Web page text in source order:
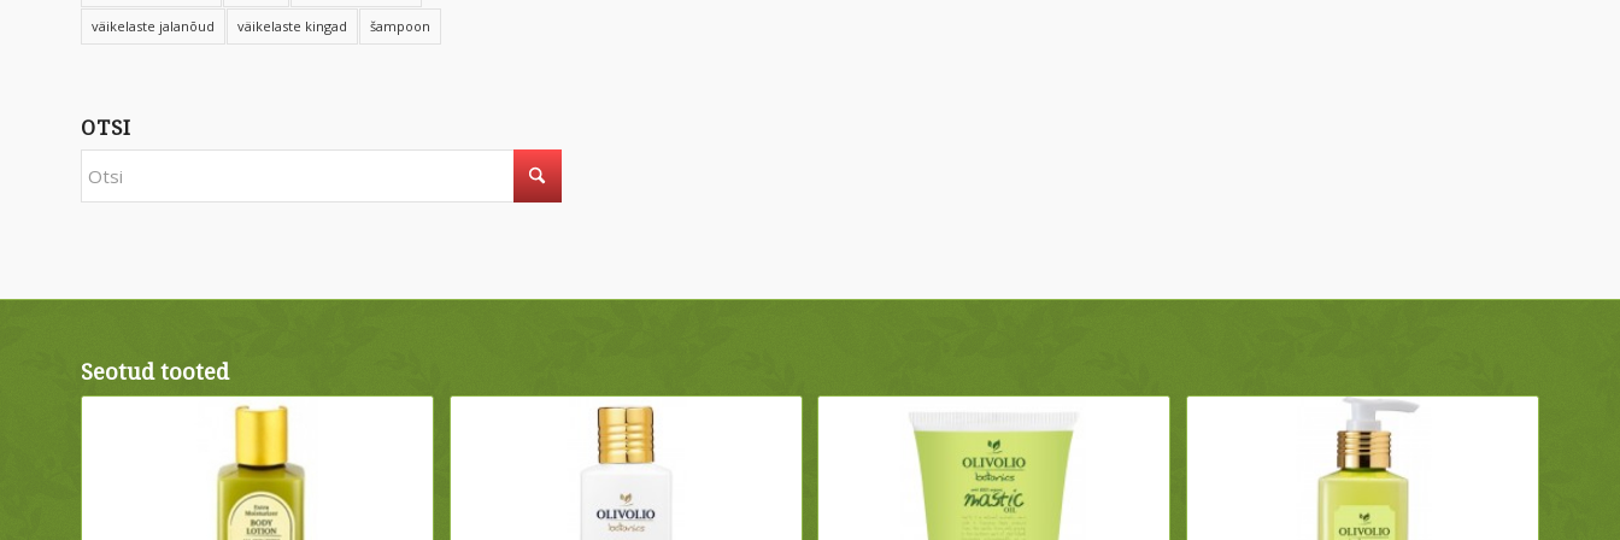
väikelaste jalanõud väikelaste kingad šampoon
OTSI
Seotud tooted